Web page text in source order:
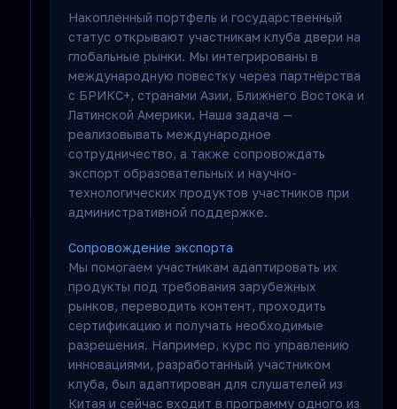
Накопленный портфель и государственный
статус открывают участникам клуба двери на
глобальные рынки. Мы интегрированы в
международную повестку через партнёрства
с БРИКС+, странами Азии, Ближнего Востока и
Латинской Америки. Наша задача —
реализовывать международное
сотрудничество, а также сопровождать
экспорт образовательных и научно-
технологических продуктов участников при
административной поддержке.
Сопровождение экспорта
Мы помогаем участникам адаптировать их
продукты под требования зарубежных
рынков, переводить контент, проходить
сертификацию и получать необходимые
разрешения. Например, курс по управлению
инновациями, разработанный участником
клуба, был адаптирован для слушателей из
Китая и сейчас входит в программу одного из